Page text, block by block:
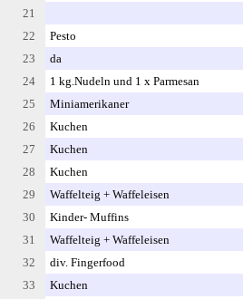
21
22
Pesto
23
da
24
1 kg.Nudeln und 1 x Parmesan
25
Miniamerikaner
26
Kuchen
27
Kuchen
28
Kuchen
29
Waffelteig + Waffeleisen
30
Kinder- Muffins
31
Waffelteig + Waffeleisen
32
div. Fingerfood
33
Kuchen